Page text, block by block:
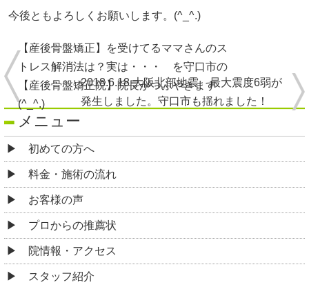
今後ともよろしくお願いします。(^_^.)
【産後骨盤矯正】を受けてるママさんのス
トレス解消法は？実は・・・ を守口市の
【産後骨盤矯正院】院長がつぶやきます
(^_^.)
2018.6.18 大阪北部地震 最大震度6弱が
発生しました。守口市も揺れました！
メニュー
初めての方へ
料金・施術の流れ
お客様の声
プロからの推薦状
院情報・アクセス
スタッフ紹介